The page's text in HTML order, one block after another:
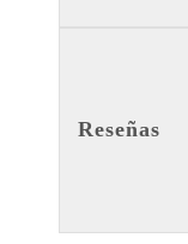
Reseñas